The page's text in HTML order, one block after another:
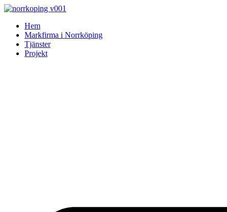
Skip
contentHem
Markfirma i Norrköping
Tjänster
Projekt